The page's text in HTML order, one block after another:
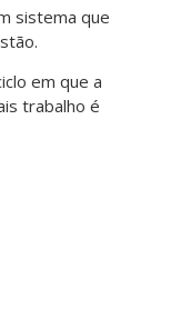
sistema que
em que a
trabalho é